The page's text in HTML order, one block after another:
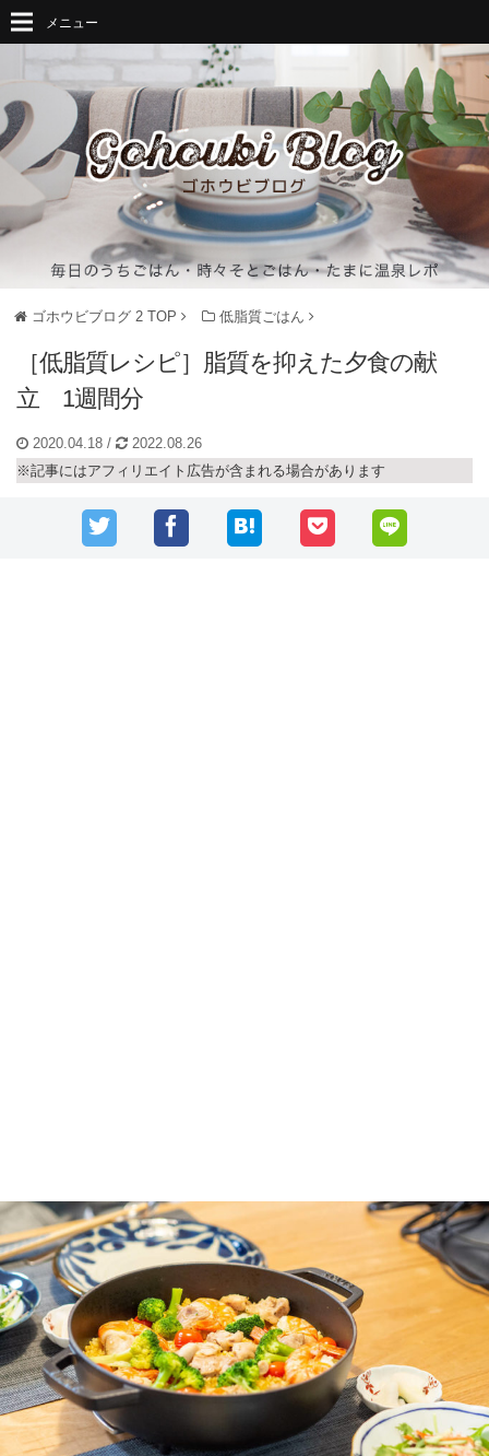
メニュー
ゴホウビブログ 2TOP 低脂質ごはん
［低脂質レシピ］脂質を抑えた夕食の献
立 1週間分
2020.04.18 /
2022.08.26
※記事にはアフィリエイト広告が含まれる場合があります